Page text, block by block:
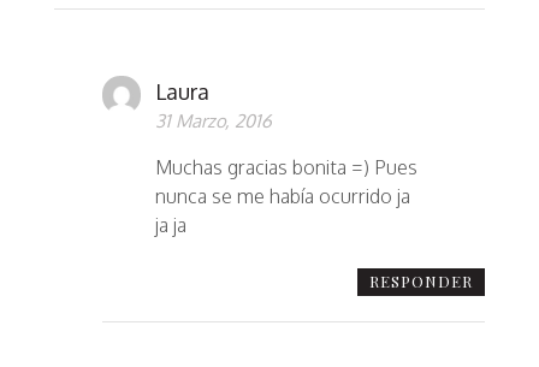
Laura
31 Marzo, 2016
Muchas gracias bonita =) Pues
nunca se me había ocurrido ja
ja ja
RESPONDER